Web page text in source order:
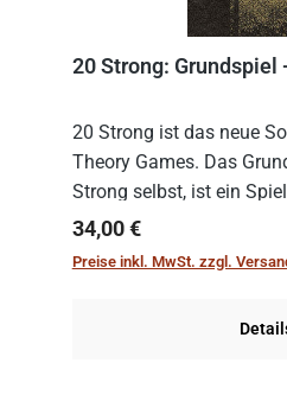
20 Strong: Grundspiel
20 Strong ist das neue
Theory Games. Das
Strong selbst, ist ein
einfachen Regeln. Um es
immer mit einem
Regulärer Preis:
34,00 €
Preise inkl. MwSt. zzgl.